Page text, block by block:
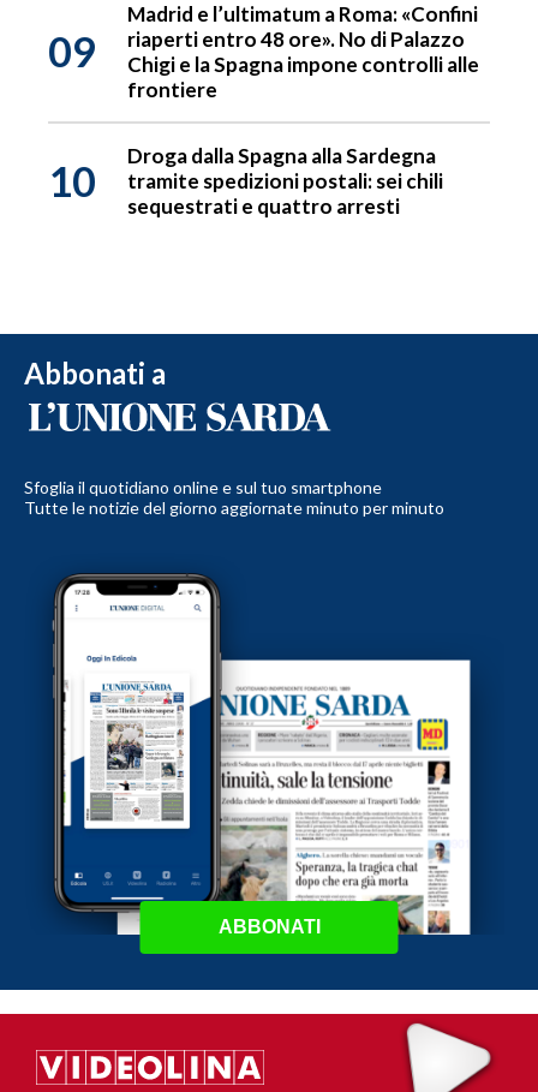
09
Madrid e l’ultimatum a Roma: «Confini
riaperti entro 48 ore». No di Palazzo
Chigi e la Spagna impone controlli alle
frontiere
10
Droga dalla Spagna alla Sardegna
tramite spedizioni postali: sei chili
sequestrati e quattro arresti
Abbonati a
Sfoglia il quotidiano online e sul tuo smartphone
Tutte le notizie del giorno aggiornate minuto per minuto
ABBONATI